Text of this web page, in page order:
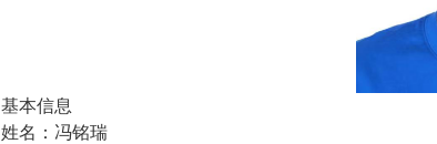
基本信息
姓名：冯铭瑞